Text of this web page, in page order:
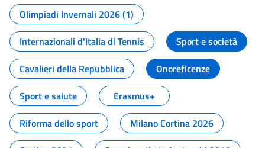
Olimpiadi Invernali 2026 (1)
Internazionali d'Italia di Tennis
Sport e società
Cavalieri della Repubblica
Onoreficenze
Sport e salute
Erasmus+
Riforma dello sport
Milano Cortina 2026